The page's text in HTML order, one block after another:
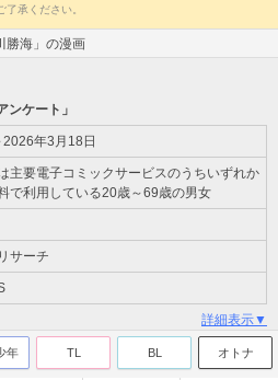
承ください。
勝海」の漫画
ンケート」
年3月18日
主要電子コミックサービスのうちいずれか
で利用している20歳～69歳の男女
サーチ
詳細表示▼
年 TL BL オトナ